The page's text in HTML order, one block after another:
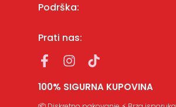
Podrška:
Prati nas:
100% SIGURNA KUPOVINA